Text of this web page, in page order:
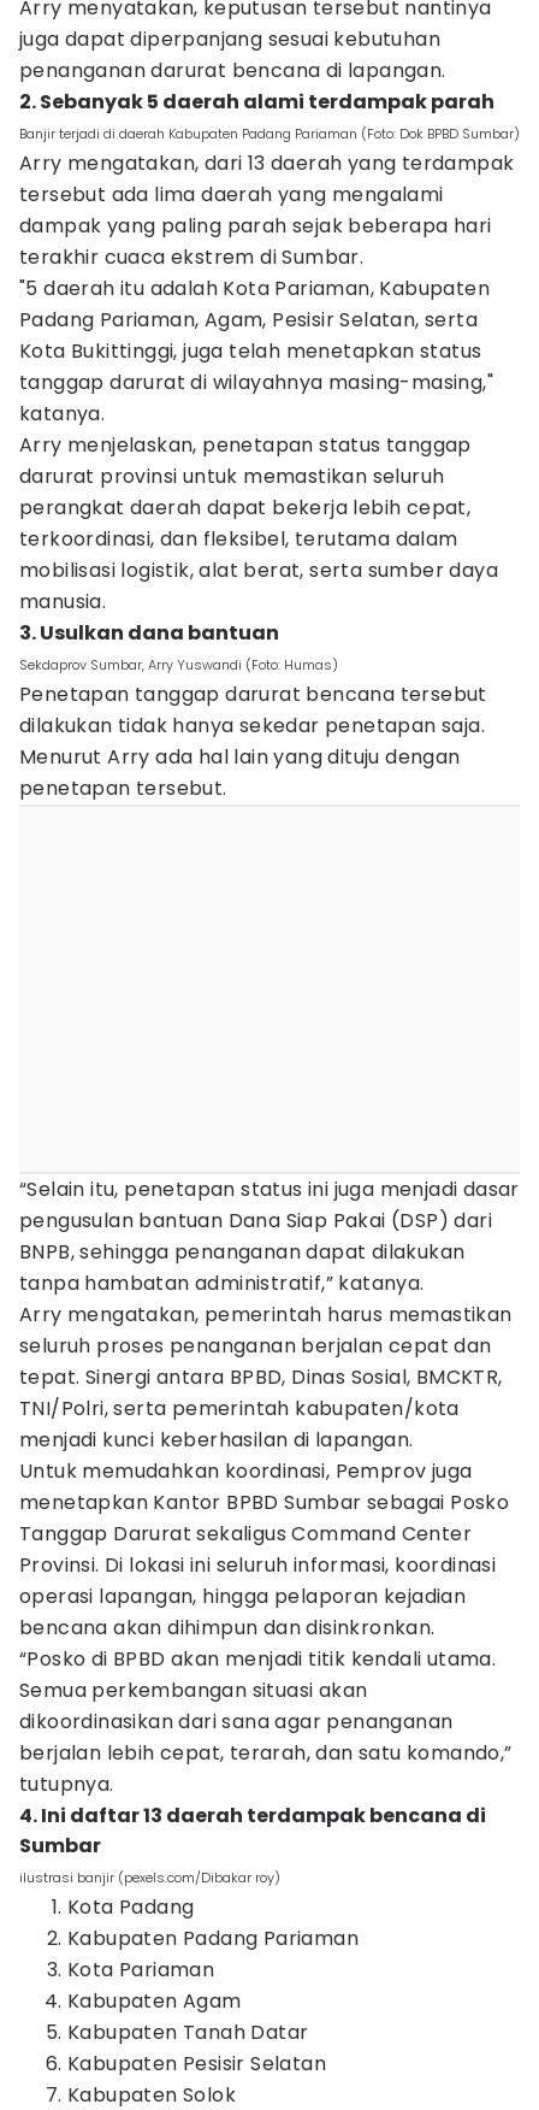
Arry menyatakan, keputusan tersebut nantinya
juga dapat diperpanjang sesuai kebutuhan
penanganan darurat bencana di lapangan.
2. Sebanyak 5 daerah alami terdampak parah
Banjir terjadi di daerah Kabupaten Padang Pariaman (Foto: Dok BPBD Sumbar)
Arry mengatakan, dari 13 daerah yang terdampak
tersebut ada lima daerah yang mengalami
dampak yang paling parah sejak beberapa hari
terakhir cuaca ekstrem di Sumbar.
"5 daerah itu adalah Kota Pariaman, Kabupaten
Padang Pariaman, Agam, Pesisir Selatan, serta
Kota Bukittinggi, juga telah menetapkan status
tanggap darurat di wilayahnya masing-masing,"
katanya.
Arry menjelaskan, penetapan status tanggap
darurat provinsi untuk memastikan seluruh
perangkat daerah dapat bekerja lebih cepat,
terkoordinasi, dan fleksibel, terutama dalam
mobilisasi logistik, alat berat, serta sumber daya
manusia.
3. Usulkan dana bantuan
Sekdaprov Sumbar, Arry Yuswandi (Foto: Humas)
Penetapan tanggap darurat bencana tersebut
dilakukan tidak hanya sekedar penetapan saja.
Menurut Arry ada hal lain yang dituju dengan
penetapan tersebut.
“Selain itu, penetapan status ini juga menjadi dasar
pengusulan bantuan Dana Siap Pakai (DSP) dari
BNPB, sehingga penanganan dapat dilakukan
tanpa hambatan administratif,” katanya.
Arry mengatakan, pemerintah harus memastikan
seluruh proses penanganan berjalan cepat dan
tepat. Sinergi antara BPBD, Dinas Sosial, BMCKTR,
TNI/Polri, serta pemerintah kabupaten/kota
menjadi kunci keberhasilan di lapangan.
Untuk memudahkan koordinasi, Pemprov juga
menetapkan Kantor BPBD Sumbar sebagai Posko
Tanggap Darurat sekaligus Command Center
Provinsi. Di lokasi ini seluruh informasi, koordinasi
operasi lapangan, hingga pelaporan kejadian
bencana akan dihimpun dan disinkronkan.
“Posko di BPBD akan menjadi titik kendali utama.
Semua perkembangan situasi akan
dikoordinasikan dari sana agar penanganan
berjalan lebih cepat, terarah, dan satu komando,”
tutupnya.
4. Ini daftar 13 daerah terdampak bencana di
Sumbar
ilustrasi banjir (pexels.com/Dibakar roy)
Kota Padang
Kabupaten Padang Pariaman
Kota Pariaman
Kabupaten Agam
Kabupaten Tanah Datar
Kabupaten Pesisir Selatan
Kabupaten Solok